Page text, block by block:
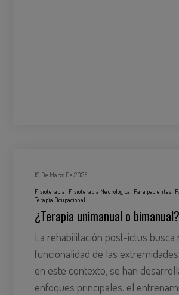
19 De Marzo De 2025
Fisioterapia Fisioterapia Neurológica Para pacientes
Terapia Ocupacional
¿Terapia unimanual o bimanual?
La rehabilitación post-ictus busca
funcionalidad de las
en este contexto, se han
enfoques principales: el